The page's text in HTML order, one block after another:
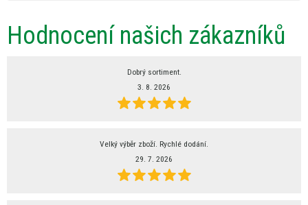
Hodnocení našich zákazníků
Dobrý sortiment.
3. 8. 2026
Velký výběr zboží. Rychlé dodání.
29. 7. 2026